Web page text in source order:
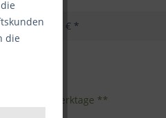
5,63 € *
1-3 Werktage **
die